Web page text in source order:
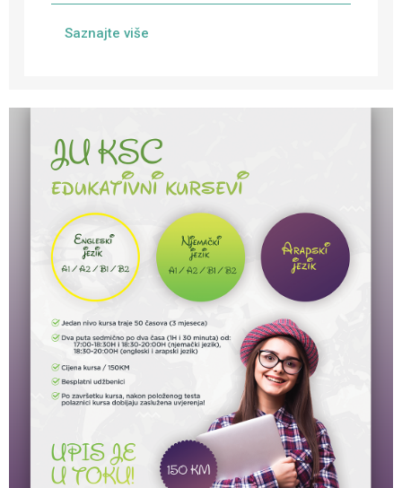
Saznajte više